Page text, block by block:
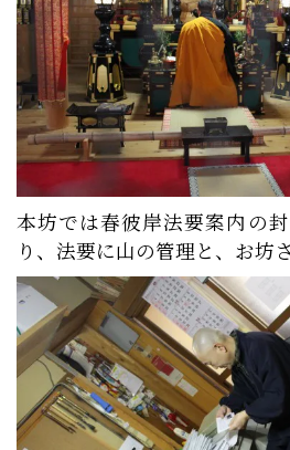
本坊では春彼岸法要案内の
り、法要に山の管理と、お坊